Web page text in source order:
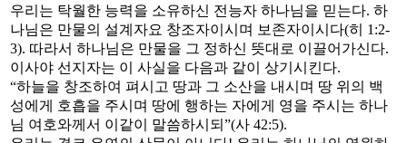
우리는 탁월한 능력을 소유하신 전능자 하나님을 믿는다. 하
나님은 만물의 설계자요 창조자이시며 보존자이시다(히 1:2-
3). 따라서 하나님은 만물을 그 정하신 뜻대로 이끌어가신다.
이사야 선지자는 이 사실을 다음과 같이 상기시킨다.
“하늘을 창조하여 펴시고 땅과 그 소산을 내시며 땅 위의 백
성에게 호흡을 주시며 땅에 행하는 자에게 영을 주시는 하나
님 여호와께서 이같이 말씀하시되”(사 42:5).